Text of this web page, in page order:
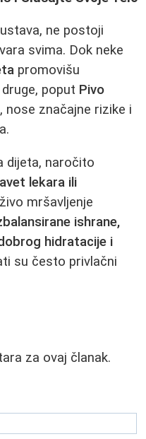
ne postoji
svima. Dok neke
promovišu
poput Pivo
, nose značajne rizike i
dijeta, naročito
lekara ili
mršavljenje
ishrane,
hidratacije i
su često privlačni
za ovaj članak.